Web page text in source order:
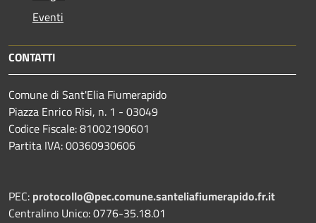
Eventi
CONTATTI
Comune di Sant'Elia Fiumerapido
Piazza Enrico Risi, n. 1 - 03049
Codice Fiscale: 81002190601
Partita IVA: 00360930606
PEC: protocollo@pec.comune.santeliafiumerapido.fr.it
Centralino Unico: 0776-35.18.01